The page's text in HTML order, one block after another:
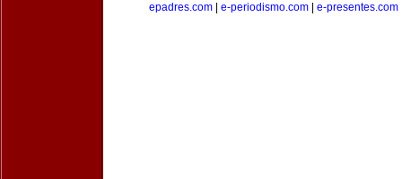
epadres.com
e-periodismo.com e-presentes.com